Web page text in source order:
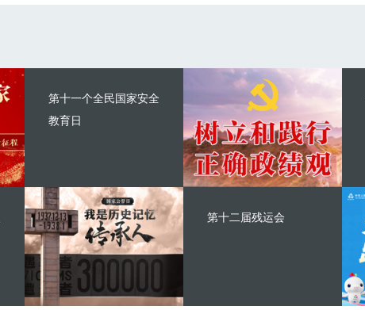
第十一个全民国家安全
教育日
第十二届残运会